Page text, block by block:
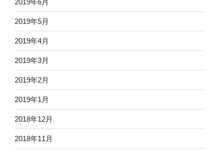
2019年5月
2019年4月
2019年3月
2019年2月
2019年1月
2018年12月
2018年11月